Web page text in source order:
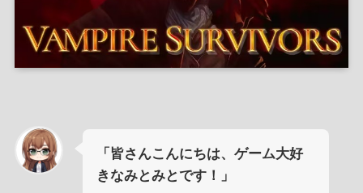
「皆さんこんにちは、ゲーム大好
きなみとみとです！」